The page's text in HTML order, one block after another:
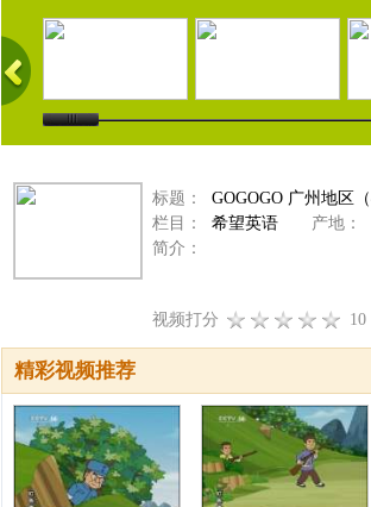
标题：
GOGOGO 广州地区（
栏目：
希望英语 产地：
简介：
视频打分 10
精彩视频推荐